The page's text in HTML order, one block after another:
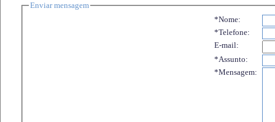
Enviar mensagem
*Nome:
*Telefone:
E-mail:
*Assunto:
*Mensagem: